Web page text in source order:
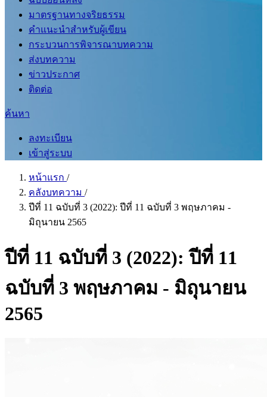
มาตรฐานทางจริยธรรม
คำแนะนำสำหรับผู้เขียน
กระบวนการพิจารณาบทความ
ส่งบทความ
ข่าวประกาศ
ติดต่อ
ค้นหา
ลงทะเบียน
เข้าสู่ระบบ
หน้าแรก /
คลังบทความ /
ปีที่ 11 ฉบับที่ 3 (2022): ปีที่ 11 ฉบับที่ 3 พฤษภาคม -
มิถุนายน 2565
ปีที่ 11 ฉบับที่ 3 (2022): ปีที่ 11
ฉบับที่ 3 พฤษภาคม - มิถุนายน
2565